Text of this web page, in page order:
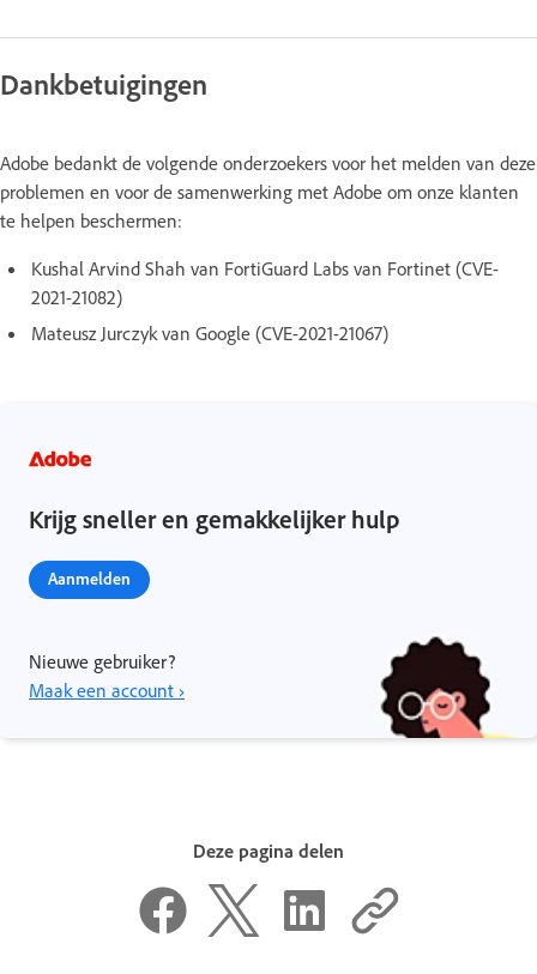
Dankbetuigingen
Adobe bedankt de volgende onderzoekers voor het melden van deze
problemen en voor de samenwerking met Adobe om onze klanten
te helpen beschermen:
Kushal Arvind Shah van FortiGuard Labs van Fortinet (CVE-
2021-21082)
Mateusz Jurczyk van Google (CVE-2021-21067)
Krijg sneller en gemakkelijker hulp
Aanmelden
Nieuwe gebruiker?
Maak een account ›
Deze pagina delen